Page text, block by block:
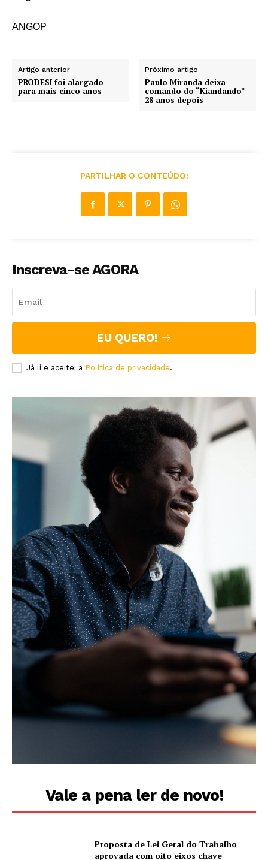
ANGOP
Artigo anterior
PRODESI foi alargado
para mais cinco anos
Próximo artigo
Paulo Miranda deixa
comando do “Kiandando”
28 anos depois
PARTILHAR O CONTEÚDO:
Inscreva-se AGORA
EU QUERO!
Já li e aceitei a Política de privacidade.
Vale a pena ler de novo!
Proposta de Lei Geral do Trabalho
aprovada com oito eixos chave